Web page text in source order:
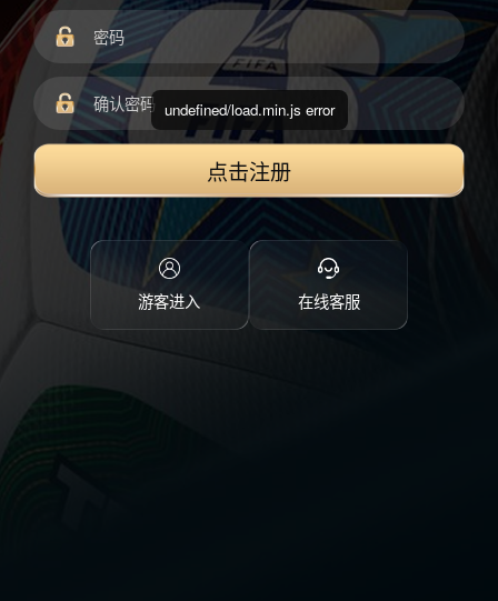
点击注册
游客进入 在线客服
undefined/load.min.js error